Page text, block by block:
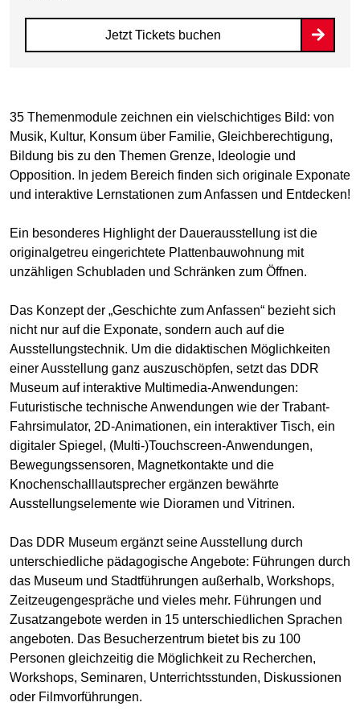
Jetzt Tickets buchen
35 Themenmodule zeichnen ein vielschichtiges Bild: von
Musik, Kultur, Konsum über Familie, Gleichberechtigung,
Bildung bis zu den Themen Grenze, Ideologie und
Opposition. In jedem Bereich finden sich originale Exponate
und interaktive Lernstationen zum Anfassen und Entdecken!
Ein besonderes Highlight der Dauerausstellung ist die
originalgetreu eingerichtete Plattenbauwohnung mit
unzähligen Schubladen und Schränken zum Öffnen.
Das Konzept der „Geschichte zum Anfassen“ bezieht sich
nicht nur auf die Exponate, sondern auch auf die
Ausstellungstechnik. Um die didaktischen Möglichkeiten
einer Ausstellung ganz auszuschöpfen, setzt das DDR
Museum auf interaktive Multimedia-Anwendungen:
Futuristische technische Anwendungen wie der Trabant-
Fahrsimulator, 2D-Animationen, ein interaktiver Tisch, ein
digitaler Spiegel, (Multi-)Touchscreen-Anwendungen,
Bewegungssensoren, Magnetkontakte und die
Knochenschalllautsprecher ergänzen bewährte
Ausstellungselemente wie Dioramen und Vitrinen.
Das DDR Museum ergänzt seine Ausstellung durch
unterschiedliche pädagogische Angebote: Führungen durch
das Museum und Stadtführungen außerhalb, Workshops,
Zeitzeugengespräche und vieles mehr. Führungen und
Zusatzangebote werden in 15 unterschiedlichen Sprachen
angeboten. Das Besucherzentrum bietet bis zu 100
Personen gleichzeitig die Möglichkeit zu Recherchen,
Workshops, Seminaren, Unterrichtsstunden, Diskussionen
oder Filmvorführungen.